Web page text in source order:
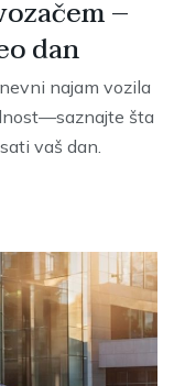
–
dan
najam vozila
šta
vaš dan.